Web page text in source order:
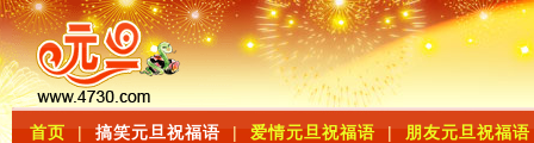
首页 | 搞笑元旦祝福语 | 爱情元旦祝福语 | 朋友元旦祝福语